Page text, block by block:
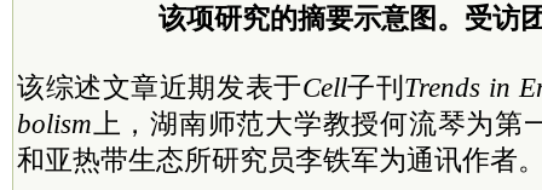
该项研究的摘要示意图。受访
该综述文章近期发表于Cell子刊 Trends in
bolism 上，湖南师范大学教授何流琴为第
和亚热带生态所研究员李铁军为通讯作者